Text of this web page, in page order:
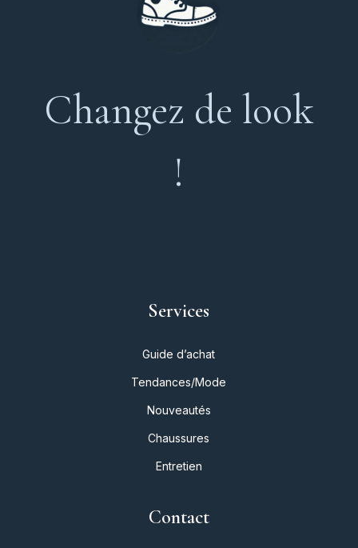
Changez de look
!
Services
Guide d’achat
Tendances/Mode
Nouveautés
Chaussures
Entretien
Contact